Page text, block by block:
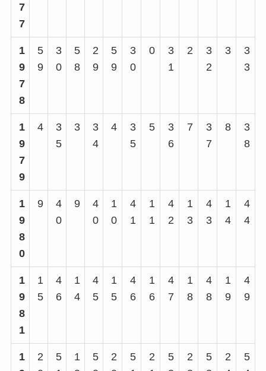
7
7
1
9
7
8
5
9
3
0
5
8
2
9
5
9
3
0
0
3
1
2
3
2
3
3
3
1
9
7
9
4
3
5
3
3
4
4
3
5
5
3
6
7
3
7
8
3
8
1
9
8
0
9
4
0
9
4
0
1
0
4
1
1
1
4
2
1
3
4
3
1
4
4
4
1
9
8
1
1
5
4
6
1
4
4
5
1
5
4
6
1
6
4
7
1
8
4
8
1
9
4
9
1
2
5
1
5
2
5
2
5
2
5
2
5